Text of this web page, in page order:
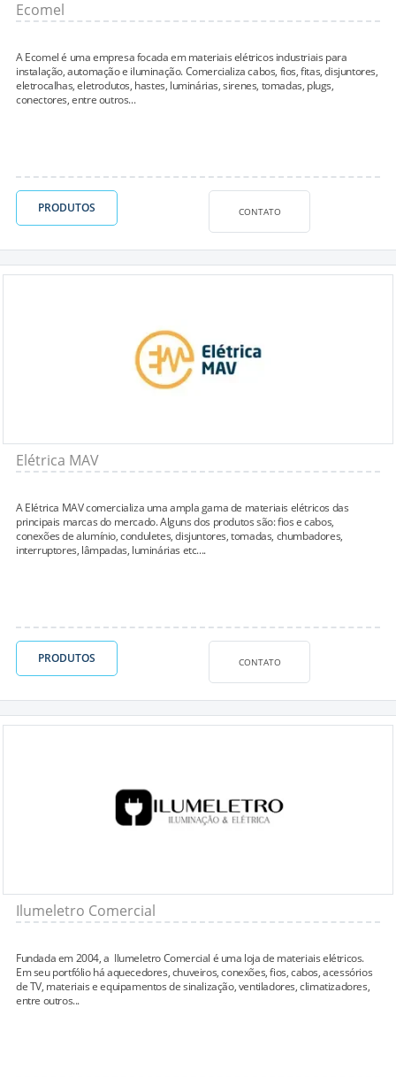
Ecomel
A Ecomel é uma empresa focada em materiais elétricos industriais para
instalação, automação e iluminação. Comercializa cabos, fios, fitas, disjuntores,
eletrocalhas, eletrodutos, hastes, luminárias, sirenes, tomadas, plugs,
conectores, entre outros...
PRODUTOS CONTATO
Elétrica MAV
A Elétrica MAV comercializa uma ampla gama de materiais elétricos das
principais marcas do mercado. Alguns dos produtos são: fios e cabos,
conexões de alumínio, conduletes, disjuntores, tomadas, chumbadores,
interruptores, lâmpadas, luminárias etc....
PRODUTOS CONTATO
Ilumeletro Comercial
Fundada em 2004, a Ilumeletro Comercial é uma loja de materiais elétricos.
Em seu portfólio há aquecedores, chuveiros, conexões, fios, cabos, acessórios
de TV, materiais e equipamentos de sinalização, ventiladores, climatizadores,
entre outros...